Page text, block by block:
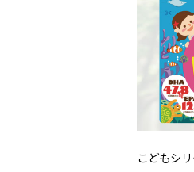
こどもシ